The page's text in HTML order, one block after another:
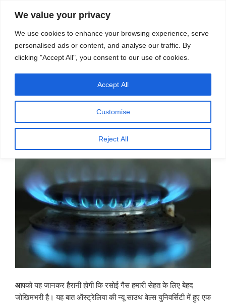
We value your privacy
We use cookies to enhance your browsing experience, serve
personalised ads or content, and analyse our traffic. By
clicking "Accept All", you consent to our use of cookies.
Customise
Reject All
Accept All
स्रोत
मेनू
प्रकाशित
रसोई गैस का विकल्प तलाशने की आवश्यकता
– अली खान
आपको यह जानकर हैरानी होगी कि रसोई गैस हमारी सेहत के लिए बेहद
जोखिमभरी है। यह बात ऑस्ट्रेलिया की न्यू साउथ वेल्स युनिवर्सिटी में हुए एक